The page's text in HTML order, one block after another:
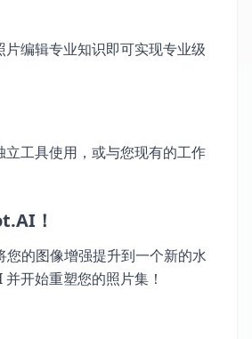
编辑专业知识即可实现专业级
工具使用，或与您现有的工作
！
您的图像增强提升到一个新的水
开始重塑您的照片集！